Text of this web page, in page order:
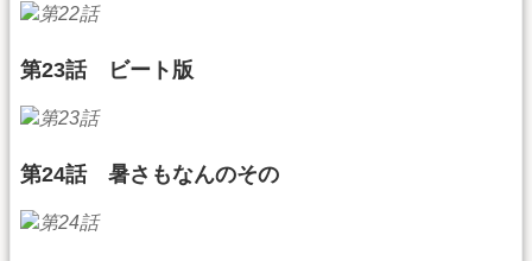
第23話 ビート版
第24話 暑さもなんのその